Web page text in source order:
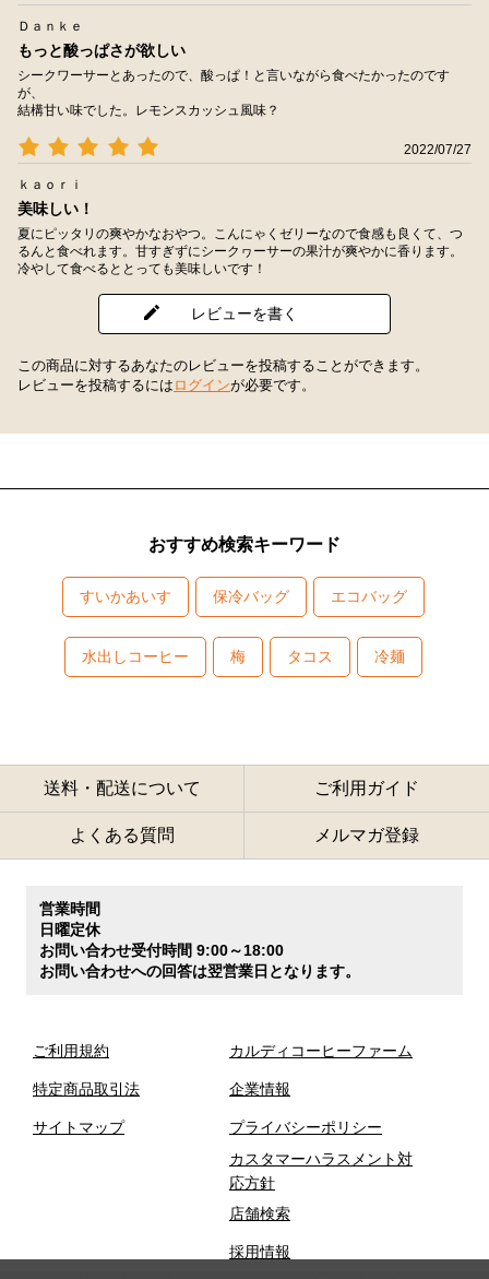
Ｄａｎｋｅ
もっと酸っぱさが欲しい
シークワーサーとあったので、酸っぱ！と言いながら食べたかったのです
が、
結構甘い味でした。レモンスカッシュ風味？
2022/07/27
ｋａｏｒｉ
美味しい！
夏にピッタリの爽やかなおやつ。こんにゃくゼリーなので食感も良くて、つ
るんと食べれます。甘すぎずにシークヮーサーの果汁が爽やかに香ります。
冷やして食べるととっても美味しいです！
レビューを書く
この商品に対するあなたのレビューを投稿することができます。
レビューを投稿するには ログインが必要です。
おすすめ検索キーワード
すいかあいす 保冷バッグ エコバッグ
水出しコーヒー 梅 タコス 冷麺
送料・配送について ご利用ガイド
よくある質問 メルマガ登録
営業時間
日曜定休
お問い合わせ受付時間 9:00～18:00
お問い合わせへの回答は翌営業日となります。
ご利用規約
特定商品取引法
サイトマップ
カルディコーヒーファーム
企業情報
プライバシーポリシー
カスタマーハラスメント対
応方針
店舗検索
採用情報